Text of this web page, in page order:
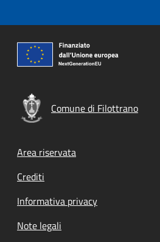
Comune di Filottrano
Footer menu
Area riservata
Crediti
Informativa privacy
Note legali